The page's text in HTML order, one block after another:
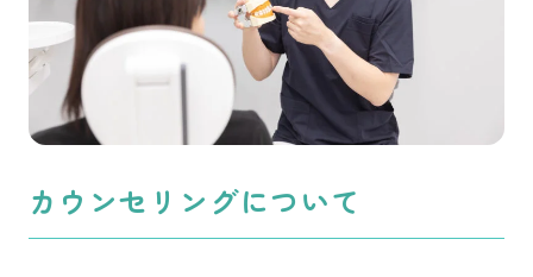
カウンセリングについて